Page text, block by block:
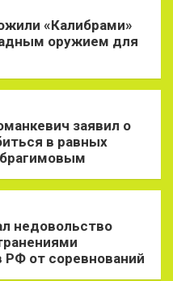
«Калибрами»
оружием для
заявил о
в равных
недовольство
РФ от соревнований